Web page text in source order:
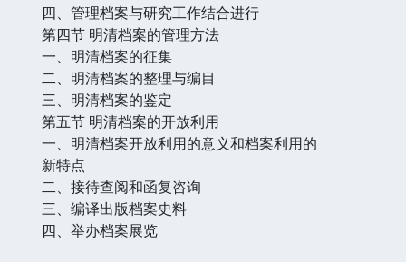
四、管理档案与研究工作结合进行
第四节 明清档案的管理方法
一、明清档案的征集
二、明清档案的整理与编目
三、明清档案的鉴定
第五节 明清档案的开放利用
一、明清档案开放利用的意义和档案利用的
新特点
二、接待查阅和函复咨询
三、编译出版档案史料
四、举办档案展览